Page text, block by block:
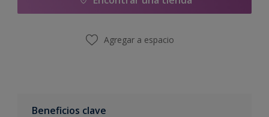
Agregar a espacio
Beneficios clave